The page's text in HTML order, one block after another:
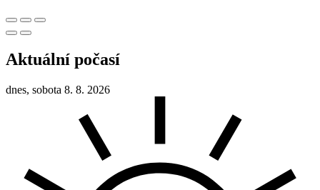
Aktuální počasí
dnes, sobota 8. 8. 2026